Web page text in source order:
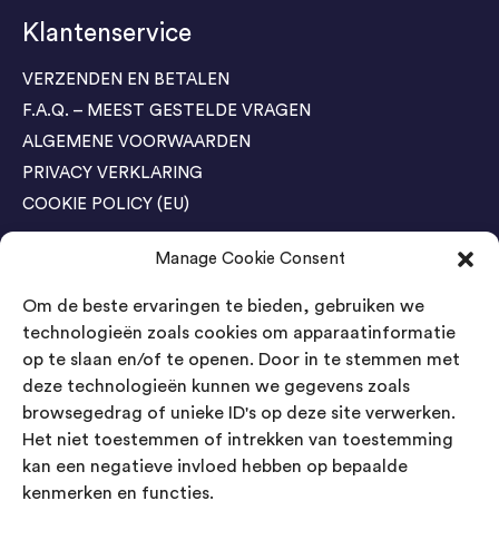
Manage Cookie Consent
Om de beste ervaringen te bieden, gebruiken we
technologieën zoals cookies om apparaatinformatie
op te slaan en/of te openen. Door in te stemmen met
deze technologieën kunnen we gegevens zoals
browsegedrag of unieke ID's op deze site verwerken.
Het niet toestemmen of intrekken van toestemming
kan een negatieve invloed hebben op bepaalde
kenmerken en functies.
Klantenservice
VERZENDEN EN BETALEN
F.A.Q. – MEEST GESTELDE VRAGEN
ALGEMENE VOORWAARDEN
PRIVACY VERKLARING
COOKIE POLICY (EU)
Agenda Trade Shows
04-05 November / SVG FAIR Winterswijk
Bestel GRATIS kaarten
24-26 March / IAW Trade Fair - Cologne
Bestel GRATIS kaarten
Contact